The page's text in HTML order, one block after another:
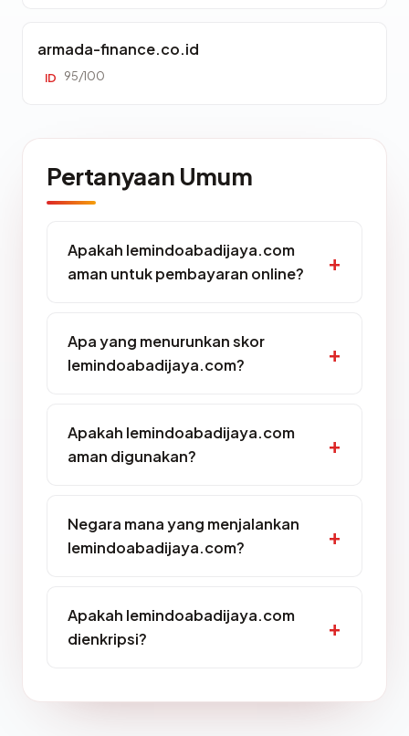
armada-finance.co.id
ID 95/100
Pertanyaan Umum
Apakah lemindoabadijaya.com
aman untuk pembayaran online?
Apa yang menurunkan skor
lemindoabadijaya.com?
Apakah lemindoabadijaya.com
aman digunakan?
Negara mana yang menjalankan
lemindoabadijaya.com?
Apakah lemindoabadijaya.com
dienkripsi?